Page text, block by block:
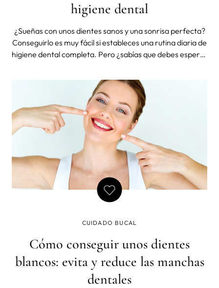
higiene dental
¿Sueñas con unos dientes sanos y una sonrisa perfecta?
Conseguirlo es muy fácil si estableces una rutina diaria de
higiene dental completa. Pero ¿sabías que debes esperar
dientes? ¿Y que el cepillado debe durar, como mínimo, 2
minutos? ¿Y q
CUIDADO BUCAL
Cómo conseguir unos dientes
blancos: evita y reduce las manchas
dentales